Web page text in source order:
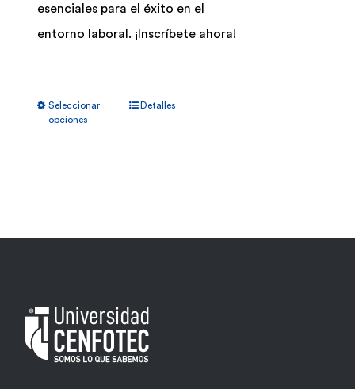
esenciales para el éxito en el
entorno laboral. ¡Inscríbete ahora!
Seleccionar
opciones
elegir
en
Detalles